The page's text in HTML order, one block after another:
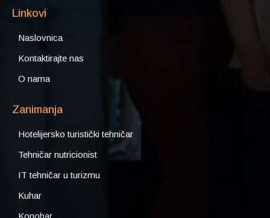
Linkovi
Naslovnica
Kontaktirajte nas
O nama
Zanimanja
Hotelijersko turistički tehničar
Tehničar nutricionist
IT tehničar u turizmu
Kuhar
Konobar